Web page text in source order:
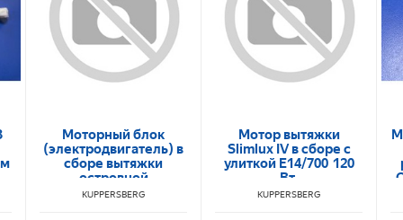
Моторный блок
(электродвигатель) в
сборе вытяжки
островной
Kuppersberg VORTEX
KUPPERSBERG
Мотор вытяжки
Slimlux IV в сборе с
улиткой E14/700 120
Вт.
KUPPERSBERG